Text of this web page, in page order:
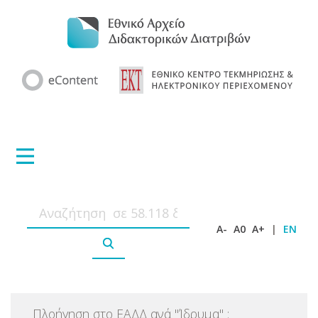
A- A0 A+ | EN
Πλοήγηση στο ΕΑΔΔ ανά "Ίδρυμα" :